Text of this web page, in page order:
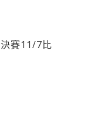
賽11/7比